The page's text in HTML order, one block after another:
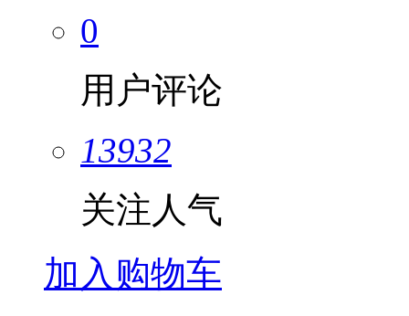
0
用户评论
13932
关注人气
加入购物车